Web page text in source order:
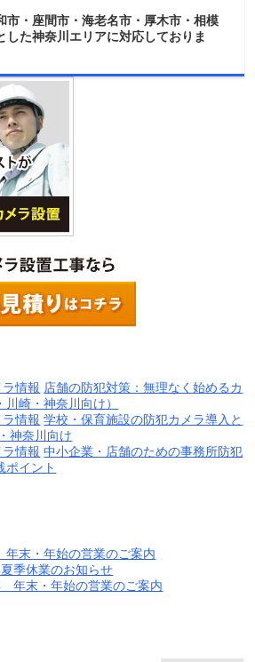
市・座間市・海老名市・厚木市・相模
した神奈川エリアに対応しておりま
情報 店舗の防犯対策：無理なく始めるカ
崎・神奈川向け）
情報 学校・保育施設の防犯カメラ導入と
神奈川向け
情報 中小企業・店舗のための事務所防犯
ポイント
末・年始の営業のご案内
季休業のお知らせ
年末・年始の営業のご案内